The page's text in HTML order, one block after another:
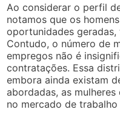
Ao considerar o perfil
notamos que os
oportunidades
Contudo, o número de
empregos não é
contratações. Essa
embora ainda existam
abordadas, as
no mercado de trabalho